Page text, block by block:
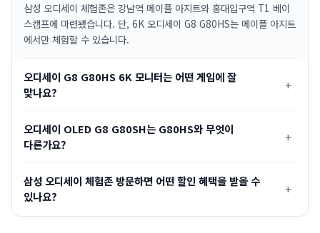
삼성 오디세이 체험존은 강남역 메이플 아지트와 홍대입구역 T1 베이
스캠프에 마련됐습니다. 단, 6K 오디세이 G8 G80HS는 메이플 아지트
에서만 체험할 수 있습니다.
오디세이 G8 G80HS 6K 모니터는 어떤 게임에 잘
맞나요?
오디세이 OLED G8 G80SH는 G80HS와 무엇이
다른가요?
삼성 오디세이 체험존 방문하면 어떤 할인 혜택을 받을 수
있나요?